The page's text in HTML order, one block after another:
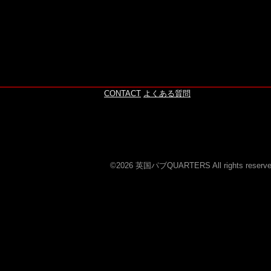
CONTACT よくある質問
©2026 英国パブQUARTERS All rights